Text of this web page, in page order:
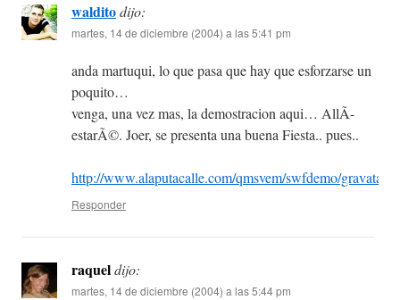
walditodijo:
martes, 14 de diciembre (2004) a las 5:41 pm
anda martuqui, lo que pasa que hay que esforzarse un
poquito…
venga, una vez mas, la demostracion aqui… AllÃ­
estarÃ©. Joer, se presenta una buena Fiesta.. pues..
http://www.alaputacalle.com/qmsvem/swfdemo/
Responder
raqueldijo:
martes, 14 de diciembre (2004) a las 5:44 pm